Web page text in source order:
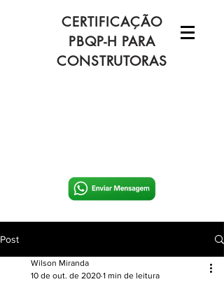
CERTIFICAÇÃO
PBQP-H PARA
CONSTRUTORAS
Post
Wilson Miranda
10 de out. de 2020 1 min de leitura